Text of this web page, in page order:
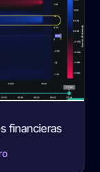
financieras